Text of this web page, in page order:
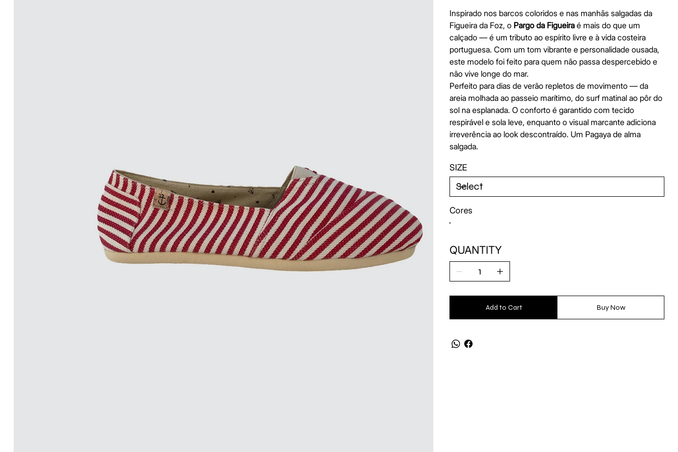
Inspirado nos barcos coloridos e nas manhãs salgadas da
Figueira da Foz, o Pargo da Figueira é mais do que um
calçado — é um tributo ao espírito livre e à vida costeira
portuguesa. Com um tom vibrante e personalidade ousada,
este modelo foi feito para quem não passa despercebido e
não vive longe do mar.
Perfeito para dias de verão repletos de movimento — da
areia molhada ao passeio marítimo, do surf matinal ao pôr do
sol na esplanada. O conforto é garantido com tecido
respirável e sola leve, enquanto o visual marcante adiciona
irreverência ao look descontraído. Um Pagaya de alma
salgada.
SIZE
Cores
QUANTITY
Add to Cart Buy Now